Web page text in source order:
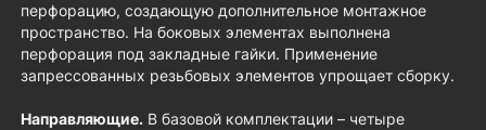
перфорацию, создающую дополнительное монтажное
пространство. На боковых элементах выполнена
перфорация под закладные гайки. Применение
запрессованных резьбовых элементов упрощает сборку.
Направляющие. В базовой комплектации – четыре